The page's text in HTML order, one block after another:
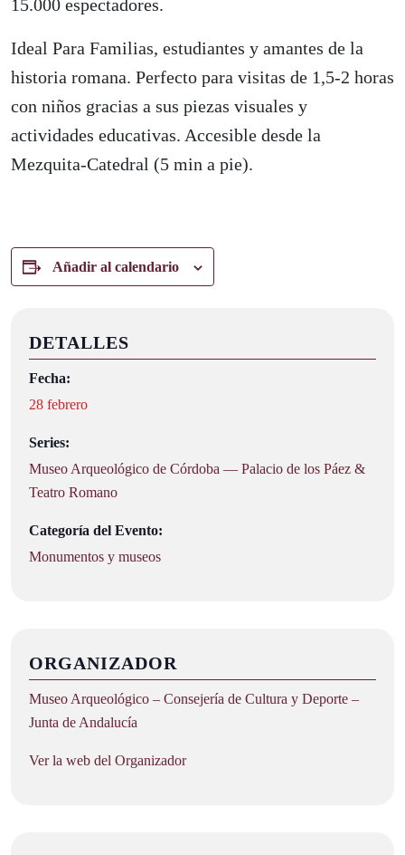
15.000 espectadores.
Ideal Para Familias, estudiantes y amantes de la
historia romana. Perfecto para visitas de 1,5-2 horas
con niños gracias a sus piezas visuales y
actividades educativas. Accesible desde la
Mezquita-Catedral (5 min a pie).
Añadir al calendario
DETALLES
Fecha:
28 febrero
Series:
Museo Arqueológico de Córdoba — Palacio de los Páez &
Teatro Romano
Categoría del Evento:
Monumentos y museos
ORGANIZADOR
Museo Arqueológico – Consejería de Cultura y Deporte –
Junta de Andalucía
Ver la web del Organizador